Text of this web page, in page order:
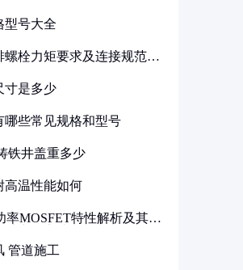
型号大全
螺栓力矩要求及连接规范详
寸是多少
哪些常见规格和型号
铁井盖重多少
高温性能如何
率MOSFET特性解析及其在
管道施工